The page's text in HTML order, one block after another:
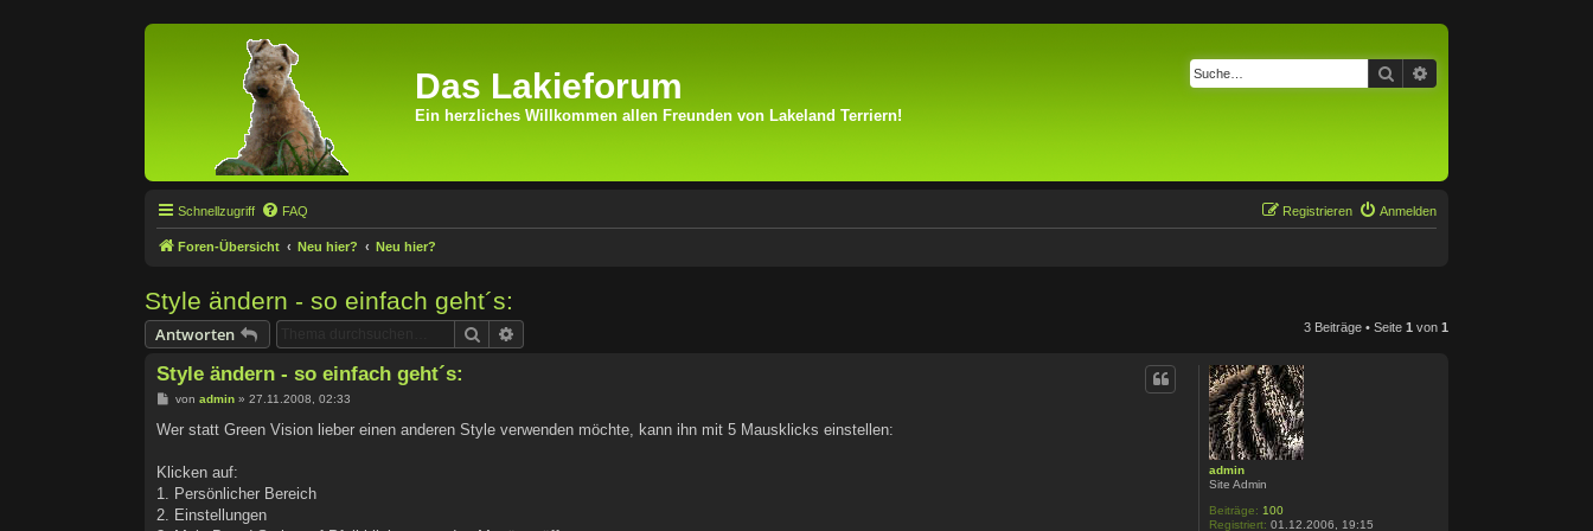
Das Lakieforum
Ein herzliches Willkommen allen Freunden von Lakeland Terriern!
Suche
Schnellzugriff FAQ Anmelden
Registrieren
Foren-Übersicht Neu hier? Neu hier?
Style ändern - so einfach geht´s:
Antworten Suche 3 Beiträge • Seite 1 von 1
admin
Site Admin
Beiträge: 100
Registriert: 01.12.2006, 19:15
Style ändern - so einfach geht´s:
B
i
a
von admin» 27.11.2008, 02:33
Wer statt Green Vision lieber einen anderen Style verwenden möchte, kann ihn mit 5 Mausklicks einstellen:
Klicken auf:
1. Persönlicher Bereich
2. Einstellungen